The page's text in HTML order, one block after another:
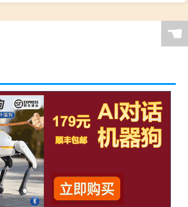
☚